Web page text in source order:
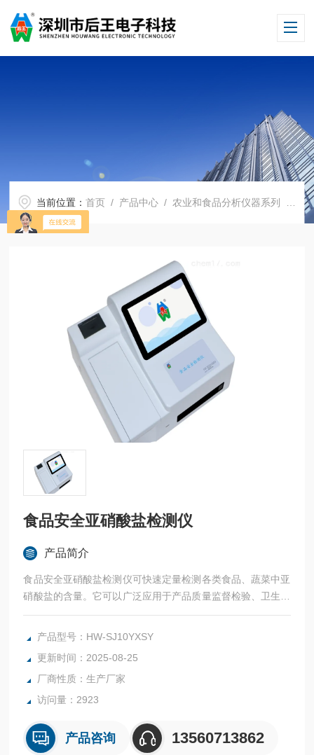
当前位置：首页 / 产品中心 / 农业和食品分析仪器系列 食
食品安全亚硝酸盐检测仪
产品简介
食品安全亚硝酸盐检测仪可快速定量检测各类食品、蔬菜中亚
硝酸盐的含量。它可以广泛应用于产品质量监督检验、卫生防
疫、环境保护、工商管理、水产品批发市场、面制品生产基
地、粮库、超市、商场、各大食品安全监测系统等部门。本系
6通道亚硝酸盐检测仪。
产品型号：HW-SJ10YXSY
更新时间：2025-08-25
厂商性质：生产厂家
访问量：2923
产品咨询 13560713862